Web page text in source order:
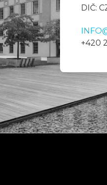
DIČ:
+420